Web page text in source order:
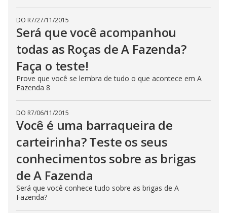
DO R7/27/11/2015
Será que você acompanhou
todas as Roças de A Fazenda?
Faça o teste!
Prove que você se lembra de tudo o que acontece em A
Fazenda 8
DO R7/06/11/2015
Você é uma barraqueira de
carteirinha? Teste os seus
conhecimentos sobre as brigas
de A Fazenda
Será que você conhece tudo sobre as brigas de A
Fazenda?